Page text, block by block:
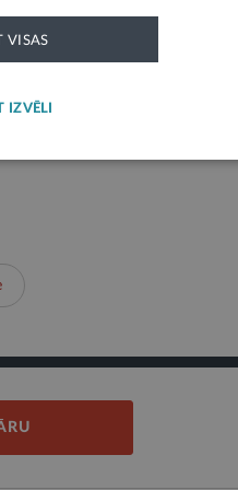
atrodama LLU
VISAS
IZVĒLI